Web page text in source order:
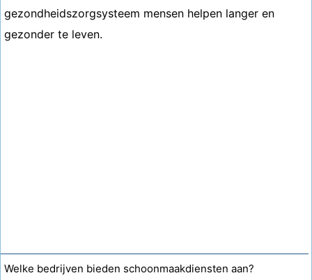
gezondheidszorgsysteem mensen helpen langer en
gezonder te leven.
Welke bedrijven bieden schoonmaakdiensten aan?